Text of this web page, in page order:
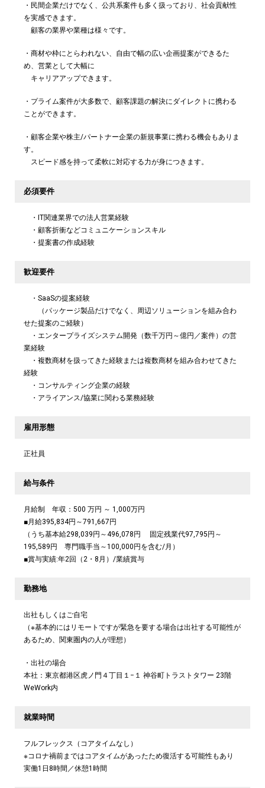
・民間企業だけでなく、公共系案件も多く扱っており、社会貢献性
を実感できます。
顧客の業界や業種は様々です。
・商材や枠にとらわれない、自由で幅の広い企画提案ができるた
め、営業として大幅に
キャリアアップできます。
・プライム案件が大多数で、顧客課題の解決にダイレクトに携わる
ことができます。
・顧客企業や株主/パートナー企業の新規事業に携わる機会もありま
す。
スピード感を持って柔軟に対応する力が身につきます。
必須要件
・IT関連業界での法人営業経験
・顧客折衝などコミュニケーションスキル
・提案書の作成経験
歓迎要件
・SaaSの提案経験
（パッケージ製品だけでなく、周辺ソリューションを組み合わ
せた提案のご経験）
・エンタープライズシステム開発（数千万円～億円／案件）の営
業経験
・複数商材を扱ってきた経験または複数商材を組み合わせてきた
経験
・コンサルティング企業の経験
・アライアンス/協業に関わる業務経験
雇用形態
正社員
給与条件
月給制 年収：500 万円 ～ 1,000万円
■月給395,834円～791,667円
（うち基本給298,039円～496,078円 固定残業代97,795円～
195,589円 専門職手当～100,000円を含む/月）
■賞与実績:年2回（2・8月）/業績賞与
勤務地
出社もしくはご自宅
（※基本的にはリモートですが緊急を要する場合は出社する可能性が
あるため、関東圏内の人が理想）
・出社の場合
本社：東京都港区虎ノ門４丁目１−１ 神谷町トラストタワー 23階
WeWork内
就業時間
フルフレックス（コアタイムなし）
※コロナ禍前まではコアタイムがあったため復活する可能性もあり
実働1日8時間／休憩1時間